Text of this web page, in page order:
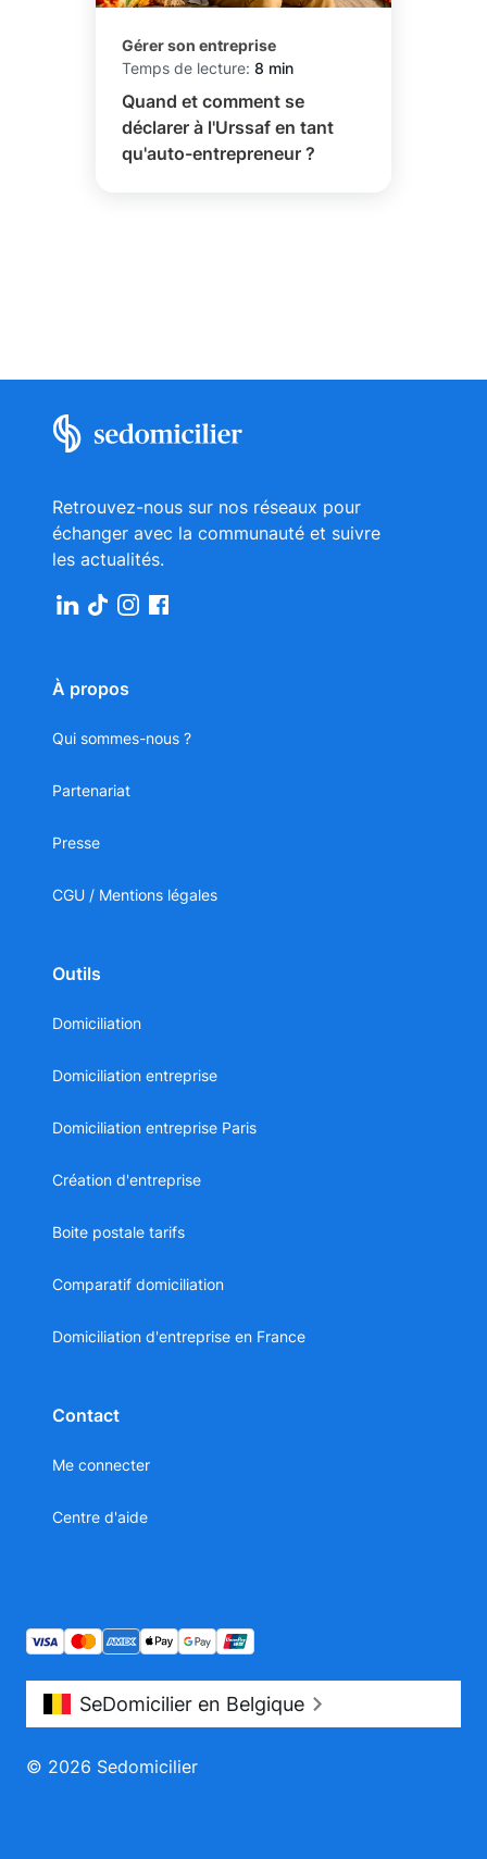
Gérer son entreprise
Temps de lecture: 8 min
Quand et comment se
déclarer à l'Urssaf en tant
qu'auto-entrepreneur ?
Retrouvez-nous sur nos réseaux pour
échanger avec la communauté et suivre
les actualités.
À propos
Qui sommes-nous ?
Partenariat
Presse
CGU / Mentions légales
Outils
Domiciliation
Domiciliation entreprise
Domiciliation entreprise Paris
Création d'entreprise
Boite postale tarifs
Comparatif domiciliation
Domiciliation d'entreprise en France
Contact
Me connecter
Centre d'aide
© 2026 Sedomicilier
SeDomicilier en Belgique